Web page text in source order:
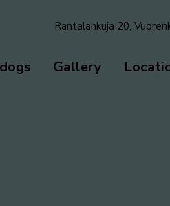
Rantalankuja 20,
Gallery